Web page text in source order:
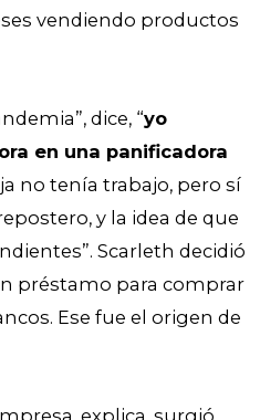
vendiendo productos
dice, “yo
en una panificadora
no tenía trabajo, pero sí
y la idea de que
Scarleth decidió
préstamo para comprar
Ese fue el origen de
explica, surgió